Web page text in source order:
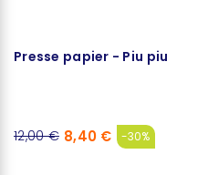
Presse papier - Piu piu
12,00 € 8,40 € -30%